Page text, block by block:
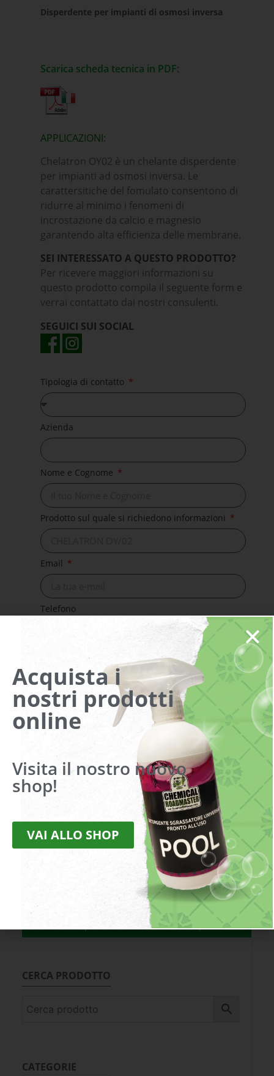
Acquista sul nostro shop!
CERCA PRODOTTO
CATEGORIE
Disperdente per impianti di osmosi inversa
Scarica scheda tecnica in PDF:
APPLICAZIONI:
Chelatron OY02 è un chelante disperdente
per impianti ad osmosi inversa. Le
carattersitiche del fomulato consentono di
ridurre al minimo i fenomeni di
incrostazione da calcio e magnesio
garantendo alta efficienza delle membrane.
SEI INTERESSATO A QUESTO PRODOTTO?
Per ricevere maggiori informazioni su
questo prodotto compila il seguente form e
verrai contattato dai nostri consulenti.
SEGUICI SUI SOCIAL
Tipologia di contatto
Azienda
Nome e Cognome
Prodotto sul quale si richiedono informazioni
Email
Telefono
Messaggio
Dichiaro di aver preso visione della
Privacy Policy
(obbligatorio).
Accetto di ricevere promozioni e sconti
INVIA RICHIESTA
indica un campo obbligatorio.
Acquista i
nostri prodotti
online
Visita il nostro nuovo
shop!
VAI ALLO SHOP